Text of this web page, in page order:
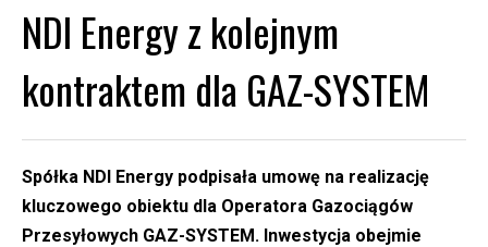
NDI Energy z kolejnym
kontraktem dla GAZ-SYSTEM
Spółka NDI Energy podpisała umowę na realizację
kluczowego obiektu dla Operatora Gazociągów
Przesyłowych GAZ-SYSTEM. Inwestycja obejmie